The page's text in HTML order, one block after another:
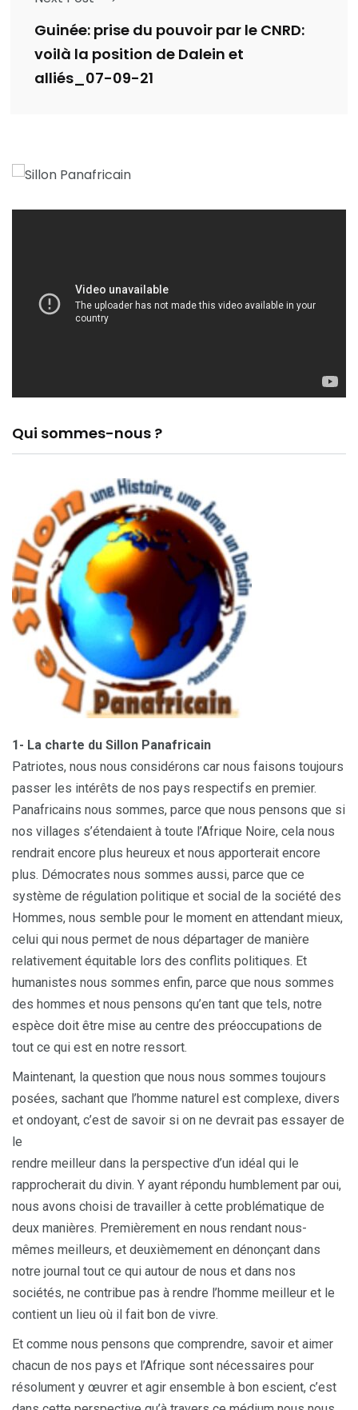
Guinée: prise du pouvoir par le CNRD:
voilà la position de Dalein et
alliés_07-09-21
Qui sommes-nous ?
1- La charte du Sillon Panafricain
Patriotes, nous nous considérons car nous faisons toujours
passer les intérêts de nos pays respectifs en premier.
Panafricains nous sommes, parce que nous pensons que si
nos villages s’étendaient à toute l’Afrique Noire, cela nous
rendrait encore plus heureux et nous apporterait encore
plus. Démocrates nous sommes aussi, parce que ce
système de régulation politique et social de la société des
Hommes, nous semble pour le moment en attendant mieux,
celui qui nous permet de nous départager de manière
relativement équitable lors des conflits politiques. Et
humanistes nous sommes enfin, parce que nous sommes
des hommes et nous pensons qu’en tant que tels, notre
espèce doit être mise au centre des préoccupations de
tout ce qui est en notre ressort.
Maintenant, la question que nous nous sommes toujours
posées, sachant que l’homme naturel est complexe, divers
et ondoyant, c’est de savoir si on ne devrait pas essayer de
le
rendre meilleur dans la perspective d’un idéal qui le
rapprocherait du divin. Y ayant répondu humblement par oui,
nous avons choisi de travailler à cette problématique de
deux manières. Premièrement en nous rendant nous-
mêmes meilleurs, et deuxièmement en dénonçant dans
notre journal tout ce qui autour de nous et dans nos
sociétés, ne contribue pas à rendre l’homme meilleur et le
contient un lieu où il fait bon de vivre.
Et comme nous pensons que comprendre, savoir et aimer
chacun de nos pays et l’Afrique sont nécessaires pour
résolument y œuvrer et agir ensemble à bon escient, c’est